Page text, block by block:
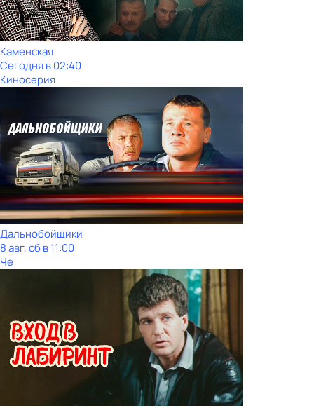
Каменская
Сегодня в 02:40
Киносерия
Дальнобойщики
8 авг, сб в 11:00
Че